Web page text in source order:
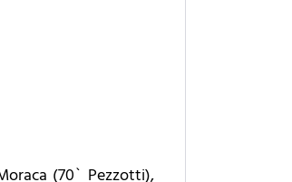
(70` Pezzotti),